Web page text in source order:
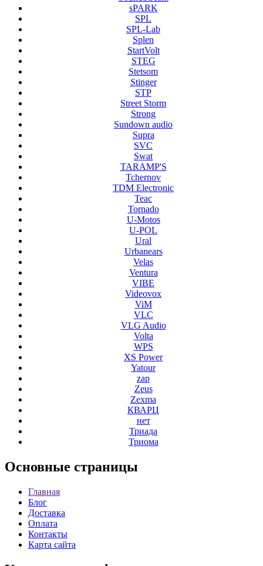
sPARK
SPL
SPL-Lab
Splen
StartVolt
STEG
Stetsom
Stinger
STP
Street Storm
Strong
Sundown audio
Supra
SVC
Swat
TARAMP'S
Tchernov
TDM Electronic
Teac
Tornado
U-Motos
U-POL
Ural
Urbanears
Velas
Ventura
VIBE
Videovox
ViM
VLC
VLG Audio
Volta
WPS
XS Power
Yatour
zap
Zeus
Zexma
КВАРЦ
нет
Триада
Триома
Основные страницы
Главная
Блог
Доставка
Оплата
Контакты
Карта сайта